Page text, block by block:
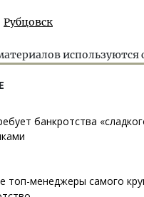
Рубцовск
используются
банкротства
топ-менеджеры самого